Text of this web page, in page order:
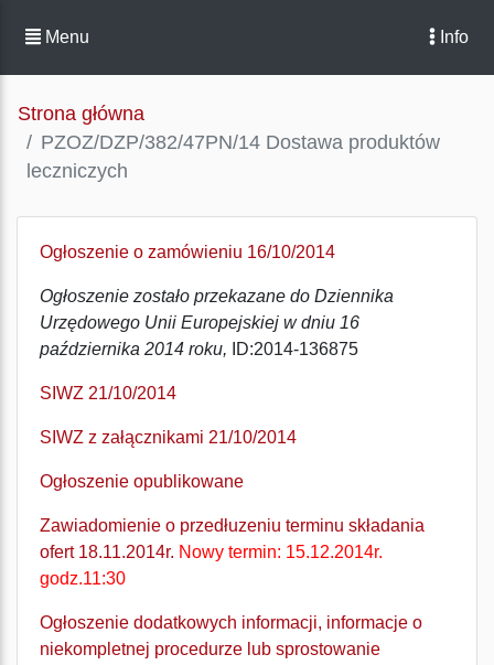
Menu Info
Strona główna
PZOZ/DZP/382/47PN/14 Dostawa produktów
leczniczych
Ogłoszenie o zamówieniu 16/10/2014
Ogłoszenie zostało przekazane do Dziennika
Urzędowego Unii Europejskiej w dniu 16
października 2014 roku,
ID:2014-136875
SIWZ 21/10/2014
SIWZ z załącznikami 21/10/2014
Ogłoszenie opublikowane
Zawiadomienie o przedłuzeniu terminu składania
ofert 18.11.2014r. Nowy termin: 15.12.2014r.
godz.11:30
Ogłoszenie dodatkowych informacji, informacje o
niekompletnej procedurze lub sprostowanie